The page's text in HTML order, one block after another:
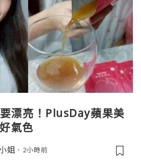
漂亮！PlusDay蘋果美
氣色
姐 2小時前